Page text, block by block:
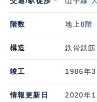
階数 地上8階
構造 鉄骨鉄
竣工 1986年3
情報更新日 2020年